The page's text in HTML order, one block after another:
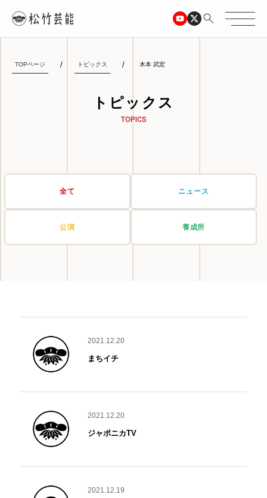
TOPページ トピックス 木本 武宏
トピックス
TOPICS
全て ニュース
公演 養成所
2021.12.20
まちイチ
2021.12.20
ジャポニカTV
2021.12.19